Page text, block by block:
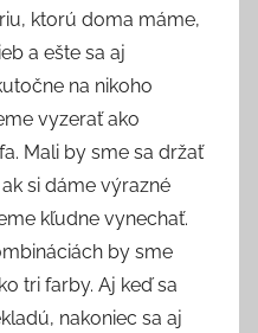
ktorú doma máme,
a ešte sa aj
na nikoho
vyzerať ako
Mali by sme sa držať
si dáme výrazné
kľudne vynechať.
by sme
tri farby. Aj keď sa
nakoniec sa aj